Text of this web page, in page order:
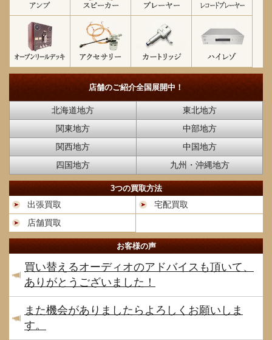
店舗のご紹介全国展開中！
北海道地方
東北地方
関東地方
中部地方
関西地方
中国地方
四国地方
九州・沖縄地方
3つの買取方法
出張買取
宅配買取
店舗買取
お客様の声
買い替えるオーディオのアドバイスも頂いて、
ありがとうございました！
また機会がありましたらよろしくお願いしま
す。